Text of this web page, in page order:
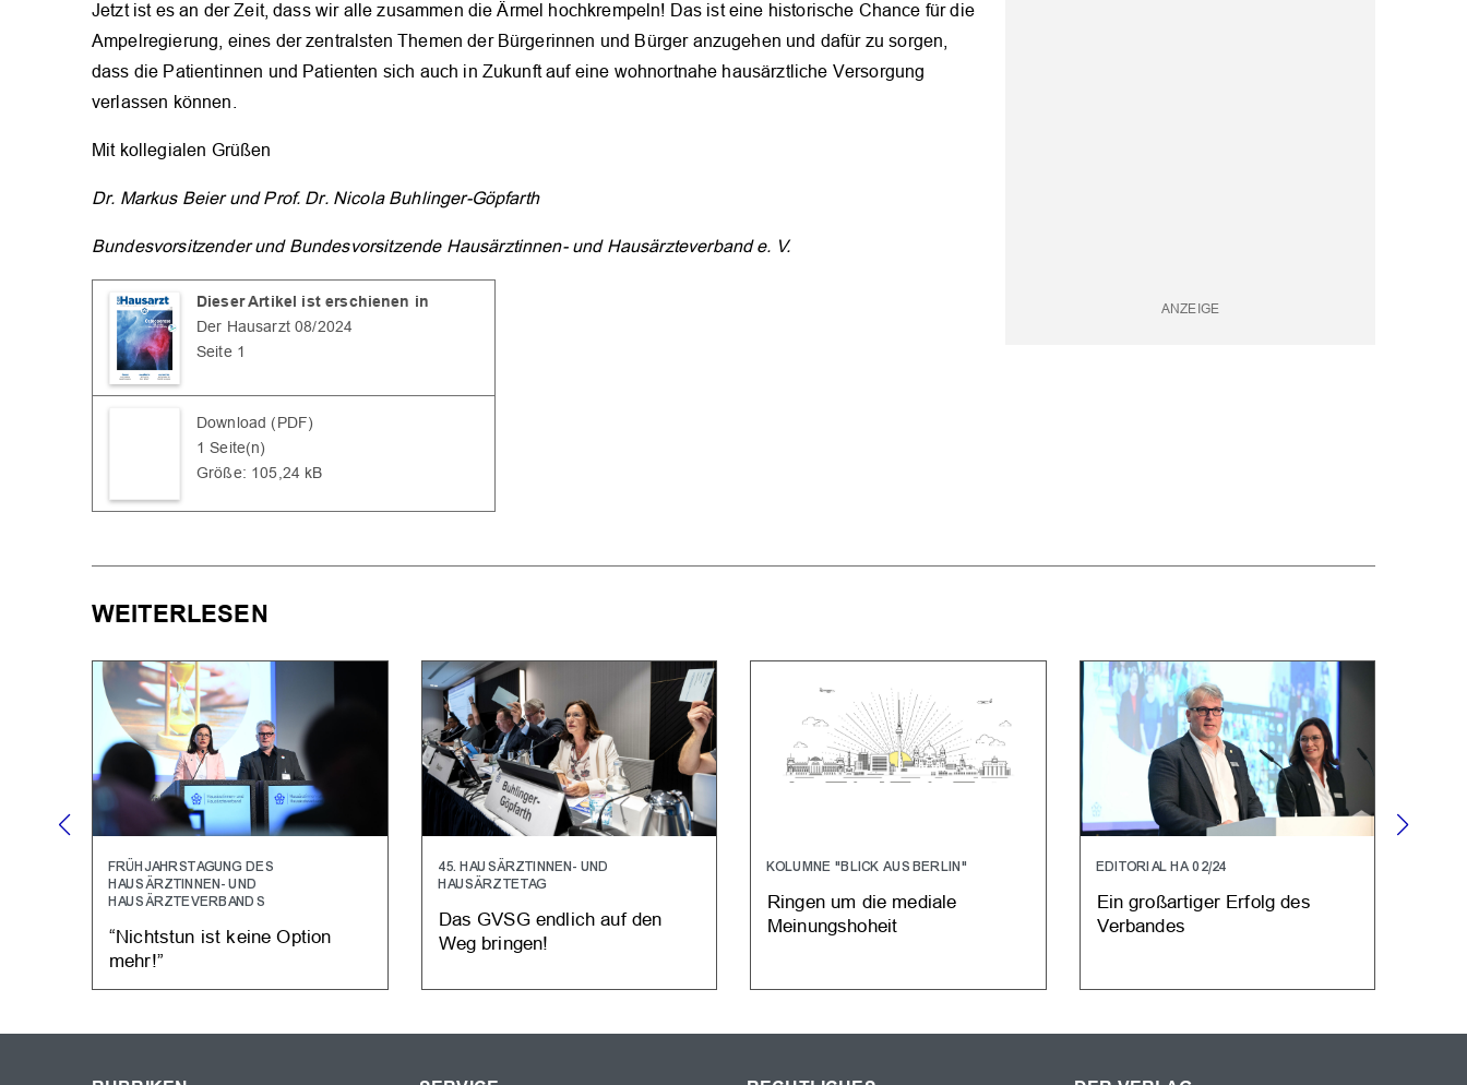
Jetzt ist es an der Zeit, dass wir alle zusammen die Ärmel hochkrempeln! Das ist eine historische Chance für die
Ampelregierung, eines der zentralsten Themen der Bürgerinnen und Bürger anzugehen und dafür zu sorgen,
dass die Patientinnen und Patienten sich auch in Zukunft auf eine wohnortnahe hausärztliche Versorgung
verlassen können.
Mit kollegialen Grüßen
Dr. Markus Beier und Prof. Dr. Nicola Buhlinger-Göpfarth
Bundesvorsitzender und Bundesvorsitzende Hausärztinnen- und Hausärzteverband e. V.
Dieser Artikel ist erschienen in
Der Hausarzt 08/2024
Seite 1
Download (PDF)
1 Seite(n)
Größe: 105,24 kB
WEITERLESEN
FRÜHJAHRSTAGUNG DES
HAUSÄRZTINNEN- UND
HAUSÄRZTEVERBANDS
“Nichtstun ist keine Option
mehr!”
45. HAUSÄRZTINNEN- UND
HAUSÄRZTETAG
Das GVSG endlich auf den
Weg bringen!
KOLUMNE "BLICK AUS BERLIN"
Ringen um die mediale
Meinungshoheit
EDITORIAL HA 02/24
Ein großartiger Erfolg des
Verbandes